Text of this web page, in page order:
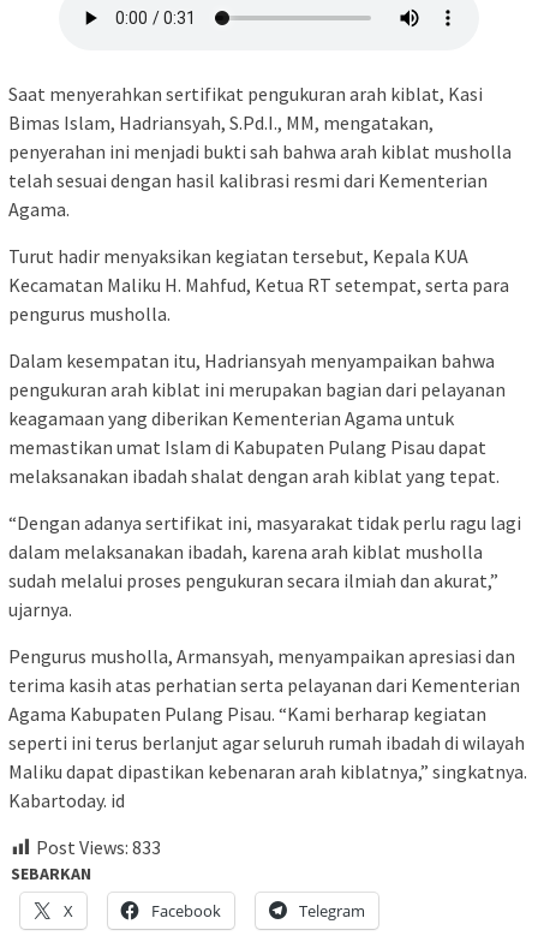
Saat menyerahkan sertifikat pengukuran arah kiblat, Kasi
Bimas Islam, Hadriansyah, S.Pd.I., MM, mengatakan,
penyerahan ini menjadi bukti sah bahwa arah kiblat musholla
telah sesuai dengan hasil kalibrasi resmi dari Kementerian
Agama.
Turut hadir menyaksikan kegiatan tersebut, Kepala KUA
Kecamatan Maliku H. Mahfud, Ketua RT setempat, serta para
pengurus musholla.
Dalam kesempatan itu, Hadriansyah menyampaikan bahwa
pengukuran arah kiblat ini merupakan bagian dari pelayanan
keagamaan yang diberikan Kementerian Agama untuk
memastikan umat Islam di Kabupaten Pulang Pisau dapat
melaksanakan ibadah shalat dengan arah kiblat yang tepat.
“Dengan adanya sertifikat ini, masyarakat tidak perlu ragu lagi
dalam melaksanakan ibadah, karena arah kiblat musholla
sudah melalui proses pengukuran secara ilmiah dan akurat,”
ujarnya.
Pengurus musholla, Armansyah, menyampaikan apresiasi dan
terima kasih atas perhatian serta pelayanan dari Kementerian
Agama Kabupaten Pulang Pisau. “Kami berharap kegiatan
seperti ini terus berlanjut agar seluruh rumah ibadah di wilayah
Maliku dapat dipastikan kebenaran arah kiblatnya,” singkatnya.
Kabartoday. id
Post Views: 833
SEBARKAN
X
Facebook Telegram